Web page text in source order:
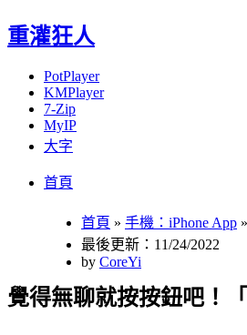
重灌狂人
PotPlayer
KMPlayer
7-Zip
MyIP
大字
首頁
首頁 » 手機：iPhone App »
最後更新：11/24/2022
by CoreYi
覺得無聊就按按鈕吧！